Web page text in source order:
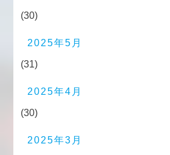
(30)
2025年5月
(31)
2025年4月
(30)
2025年3月